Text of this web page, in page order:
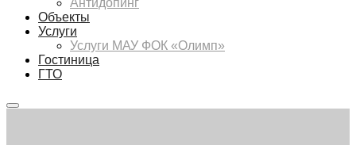
Антидопинг
Объекты
Услуги
Услуги МАУ ФОК «Олимп»
Гостиница
ГТО
Главное